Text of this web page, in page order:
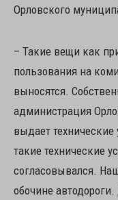
Орловского
– Такие вещи как
пользования на
выносятся.
администрация
выдает
такие технические
согласовывался.
обочине